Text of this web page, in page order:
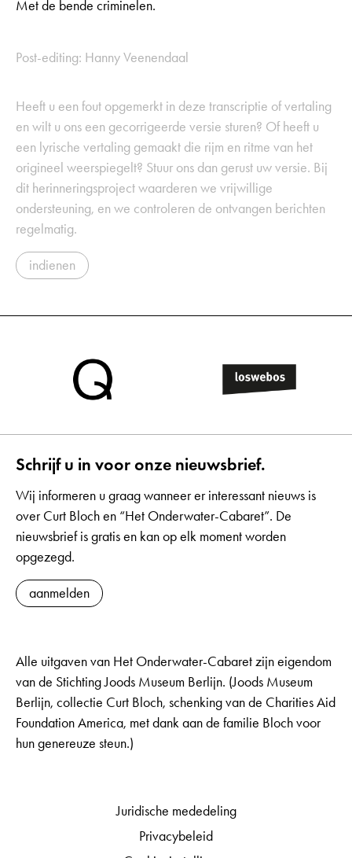
Met de bende criminelen.
Post-editing: Hanny Veenendaal
Heeft u een fout opgemerkt in deze transcriptie of vertaling
en wilt u ons een gecorrigeerde versie sturen? Of heeft u
een lyrische vertaling gemaakt die rijm en ritme van het
origineel weerspiegelt? Stuur ons dan gerust uw versie. Bij
dit herinneringsproject waarderen we vrijwillige
ondersteuning, en we controleren de ontvangen berichten
regelmatig.
indienen
Schrijf u in voor onze nieuwsbrief.
Wij informeren u graag wanneer er interessant nieuws is
over Curt Bloch en “Het Onderwater-Cabaret”. De
nieuwsbrief is gratis en kan op elk moment worden
opgezegd.
aanmelden
Alle uitgaven van Het Onderwater-Cabaret zijn eigendom
van de Stichting Joods Museum Berlijn. (Joods Museum
Berlijn, collectie Curt Bloch, schenking van de Charities Aid
Foundation America, met dank aan de familie Bloch voor
hun genereuze steun.)
Juridische mededeling
Privacybeleid